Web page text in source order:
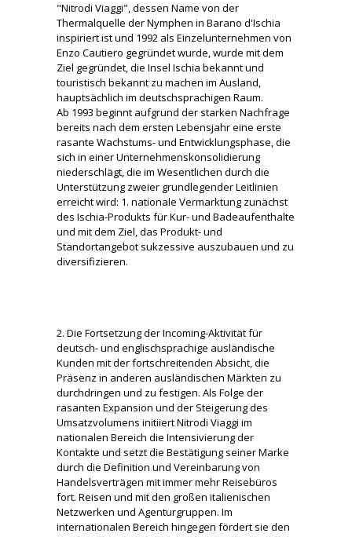
"Nitrodi Viaggi", dessen Name von der
Thermalquelle der Nymphen in Barano d'Ischia
inspiriert ist und 1992 als Einzelunternehmen von
Enzo Cautiero gegründet wurde, wurde mit dem
Ziel gegründet, die Insel Ischia bekannt und
touristisch bekannt zu machen im Ausland,
hauptsächlich im deutschsprachigen Raum.
Ab 1993 beginnt aufgrund der starken Nachfrage
bereits nach dem ersten Lebensjahr eine erste
rasante Wachstums- und Entwicklungsphase, die
sich in einer Unternehmenskonsolidierung
niederschlägt, die im Wesentlichen durch die
Unterstützung zweier grundlegender Leitlinien
erreicht wird: 1. nationale Vermarktung zunächst
des Ischia-Produkts für Kur- und Badeaufenthalte
und mit dem Ziel, das Produkt- und
Standortangebot sukzessive auszubauen und zu
diversifizieren.
2. Die Fortsetzung der Incoming-Aktivität für
deutsch- und englischsprachige ausländische
Kunden mit der fortschreitenden Absicht, die
Präsenz in anderen ausländischen Märkten zu
durchdringen und zu festigen. Als Folge der
rasanten Expansion und der Steigerung des
Umsatzvolumens initiiert Nitrodi Viaggi im
nationalen Bereich die Intensivierung der
Kontakte und setzt die Bestätigung seiner Marke
durch die Definition und Vereinbarung von
Handelsverträgen mit immer mehr Reisebüros
fort. Reisen und mit den großen italienischen
Netzwerken und Agenturgruppen. Im
internationalen Bereich hingegen fördert sie den